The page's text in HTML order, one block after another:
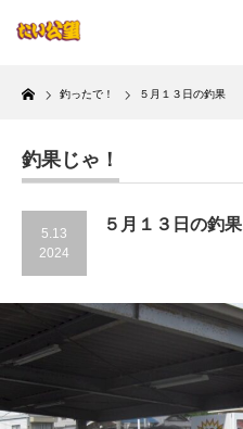
Home
釣ったで！ ５月１３日の釣果
釣果じゃ！
5.13
2024
５月１３日の釣果